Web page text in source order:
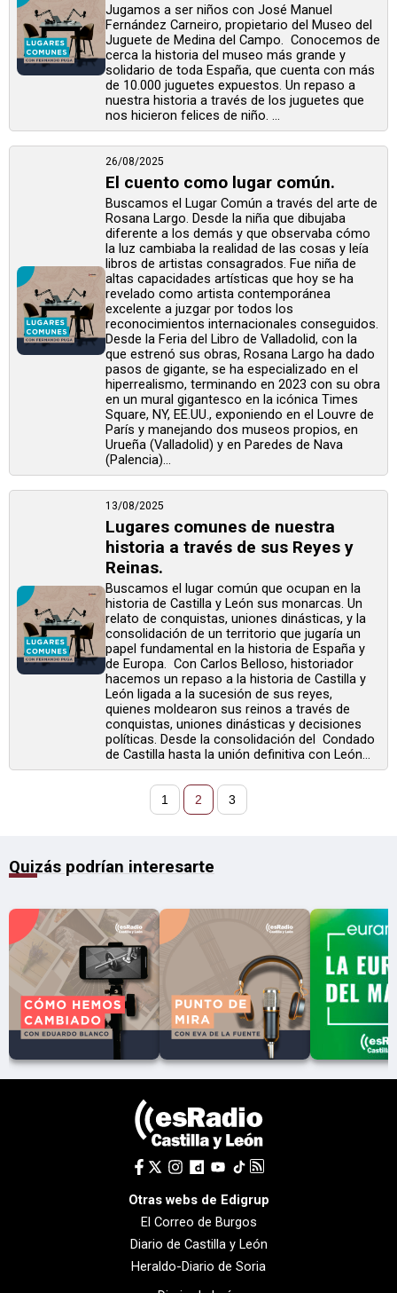
Jugamos a ser niños con José Manuel
Fernández Carneiro, propietario del Museo del
Juguete de Medina del Campo. Conocemos de
cerca la historia del museo más grande y
solidario de toda España, que cuenta con más
de 10.000 juguetes expuestos. Un repaso a
nuestra historia a través de los juguetes que
nos hicieron felices de niño. ...
26/08/2025
El cuento como lugar común.
Buscamos el Lugar Común a través del arte de
Rosana Largo. Desde la niña que dibujaba
diferente a los demás y que observaba cómo
la luz cambiaba la realidad de las cosas y leía
libros de artistas consagrados. Fue niña de
altas capacidades artísticas que hoy se ha
revelado como artista contemporánea
excelente a juzgar por todos los
reconocimientos internacionales conseguidos.
Desde la Feria del Libro de Valladolid, con la
que estrenó sus obras, Rosana Largo ha dado
pasos de gigante, se ha especializado en el
hiperrealismo, terminando en 2023 con su obra
en un mural gigantesco en la icónica Times
Square, NY, EE.UU., exponiendo en el Louvre de
París y manejando dos museos propios, en
Urueña (Valladolid) y en Paredes de Nava
(Palencia)...
13/08/2025
Lugares comunes de nuestra
historia a través de sus Reyes y
Reinas.
Buscamos el lugar común que ocupan en la
historia de Castilla y León sus monarcas. Un
relato de conquistas, uniones dinásticas, y la
consolidación de un territorio que jugaría un
papel fundamental en la historia de España y
de Europa. Con Carlos Belloso, historiador
hacemos un repaso a la historia de Castilla y
León ligada a la sucesión de sus reyes,
quienes moldearon sus reinos a través de
conquistas, uniones dinásticas y decisiones
políticas. Desde la consolidación del Condado
de Castilla hasta la unión definitiva con León...
1 2 3
Quizás podrían interesarte
Otras webs de Edigrup
El Correo de Burgos
Diario de Castilla y León
Heraldo-Diario de Soria